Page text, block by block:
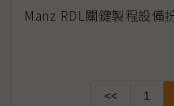
Manz RDL關鍵製程設備
<< 1